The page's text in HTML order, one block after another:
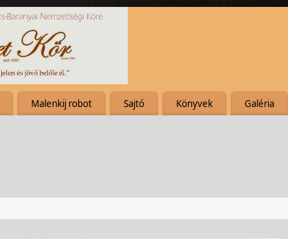
Malenkij robot Sajtó Könyvek Galéria